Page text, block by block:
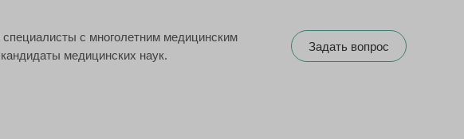
с многолетним медицинским
медицинских наук.
Задать вопрос